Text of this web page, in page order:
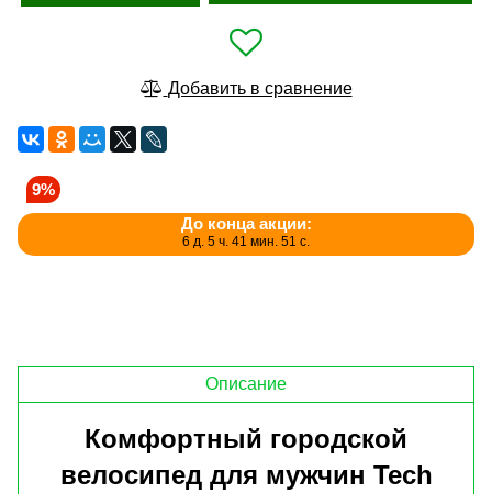
Добавить в сравнение
9%
До конца акции:
6 д. 5 ч. 41 мин. 51 с.
Описание
Комфортный городской
велосипед для мужчин Tech